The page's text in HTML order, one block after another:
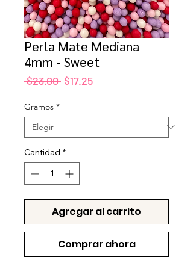
Perla Mate Mediana
4mm - Sweet
$23.00 Precio
$17.25Precio
Gramos *
Cantidad *
Agregar al carrito
Comprar ahora